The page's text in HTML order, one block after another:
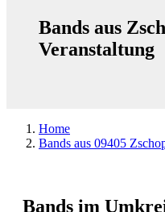
Bands aus
Veranstaltung
Home
Bands aus 09405
Bands im